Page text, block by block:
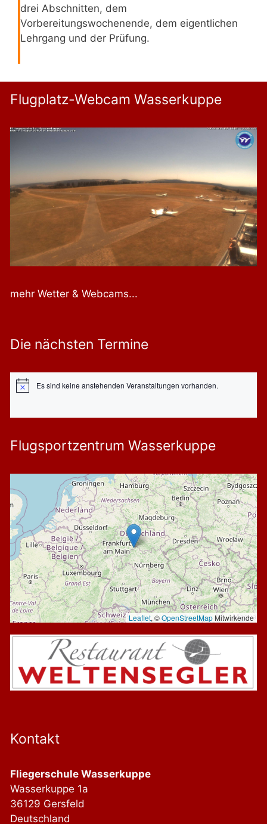
drei Abschnitten, dem
Vorbereitungswochenende, dem eigentlichen
Lehrgang und der Prüfung.
Flugplatz-Webcam Wasserkuppe
mehr Wetter & Webcams...
Die nächsten Termine
HinweisEs sind keine anstehenden Veranstaltungen vorhanden.
Flugsportzentrum Wasserkuppe
Leaflet, ©OpenStreetMapMitwirkende
Kontakt
Fliegerschule Wasserkuppe
Wasserkuppe 1a
36129 Gersfeld
Deutschland